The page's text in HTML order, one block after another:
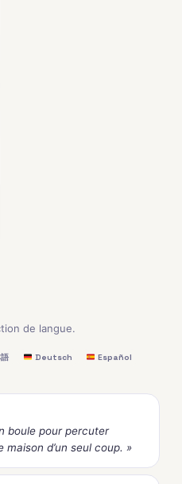
de langue.
Deutsch
Español
boule pour percuter
maison d’un seul coup. »